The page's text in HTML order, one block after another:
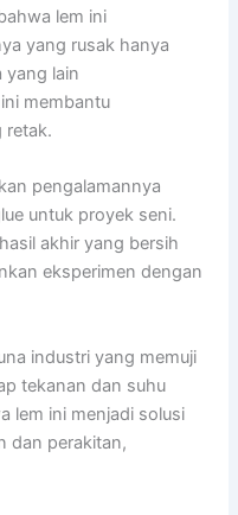
lem ini
yang rusak hanya
yang lain
membantu
retak.
pengalamannya
untuk proyek seni.
akhir yang bersih
eksperimen dengan
industri yang memuji
tekanan dan suhu
lem ini menjadi solusi
dan perakitan,